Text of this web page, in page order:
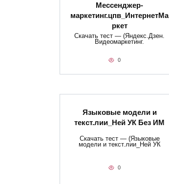
Мессенджер-
маркетинг.цпв_ИнтернетМа
ркет
Скачать тест — (Яндекс.Дзен.
Видеомаркетинг.
0
Языковые модели и
текст.лии_Ней УК Без ИМ
Скачать тест — (Языковые
модели и текст.лии_Ней УК
0